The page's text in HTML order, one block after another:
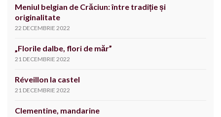
Meniul belgian de Crăciun: între tradiție și
originalitate
22 DECEMBRIE 2022
„Florile dalbe, flori de măr”
21 DECEMBRIE 2022
Réveillon la castel
21 DECEMBRIE 2022
Clementine, mandarine